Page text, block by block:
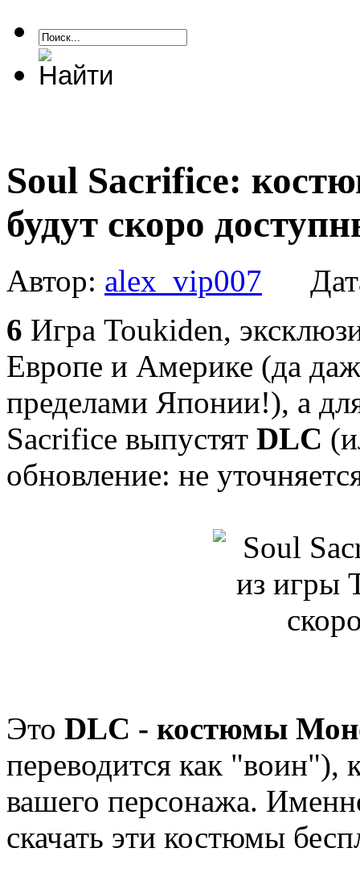
Soul Sacrifice:
будут скоро
Автор: alex_vip007
6 Игра Toukiden,
Европе и Америке (да
пределами Японии!), а
Sacrifice выпустят DLC
обновление: не
Это DLC - костюмы
переводится как "воин"),
вашего персонажа.
скачать эти костюмы